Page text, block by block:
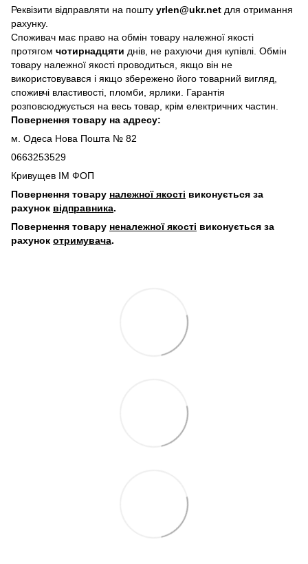
Реквізити відправляти на пошту yrlen@ukr.net для отримання
рахунку.
Споживач має право на обмін товару належної якості
протягом чотирнадцяти днів, не рахуючи дня купівлі. Обмін
товару належної якості проводиться, якщо він не
використовувався і якщо збережено його товарний вигляд,
споживчі властивості, пломби, ярлики. Гарантія
розповсюджується на весь товар, крім електричних частин.
Повернення товару на адресу:
м. Одеса Нова Пошта № 82
0663253529
Кривущев ІМ ФОП
Повернення товару належної якості виконується за
рахунок відправника.
Повернення товару неналежної якості виконується за
рахунок отримувача.